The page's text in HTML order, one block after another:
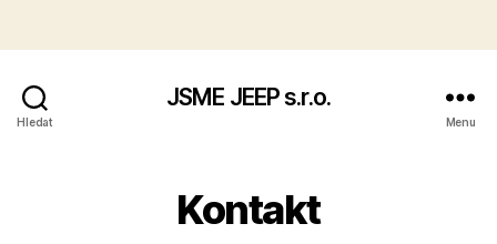
Hledat
JSME JEEP s.r.o.
Menu
Kontakt